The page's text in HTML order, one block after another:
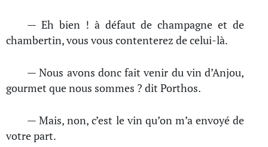
— Eh bien ! à défaut de champagne et de
chambertin, vous vous contenterez de celui-là.
— Nous avons donc fait venir du vin d’Anjou,
gourmet que nous sommes ? dit Porthos.
— Mais, non, c’est le vin qu’on m’a envoyé de
votre part.